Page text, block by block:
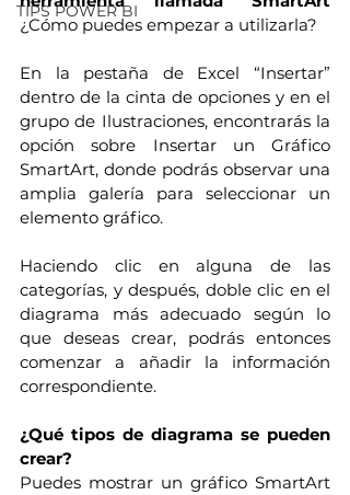
TIPS POWER BI
¿Cómo puedes empezar a utilizarla?
En la pestaña de Excel “Insertar”
dentro de la cinta de opciones y en el
grupo de Ilustraciones, encontrarás la
opción sobre Insertar un Gráfico
SmartArt, donde podrás observar una
amplia galería para seleccionar un
elemento gráfico.
Haciendo clic en alguna de las
categorías, y después, doble clic en el
diagrama más adecuado según lo
que deseas crear, podrás entonces
comenzar a añadir la información
correspondiente.
¿Qué tipos de diagrama se pueden
crear?
Puedes mostrar un gráfico SmartArt